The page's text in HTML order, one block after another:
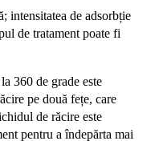
intensitatea de adsorbție
de tratament poate fi
360 de grade este
pe două fețe, care
de răcire este
pentru a îndepărta mai